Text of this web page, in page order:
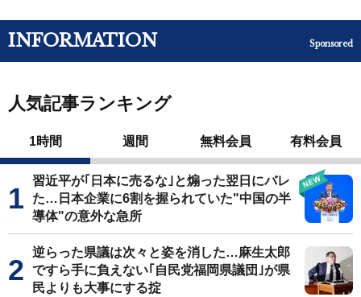
INFORMATION Sponsored
人気記事ランキング
1時間 週間 無料会員 有料会員
習近平が｢日本に売るな｣と煽った翌日にバレ
た…日本企業に6割を握られていた"中国の半
導体"の意外な急所
逆らった県議は次々と姿を消した…麻生太郎
ですら手に負えない｢自民党福岡県議団｣が県
民よりも大事にする掟